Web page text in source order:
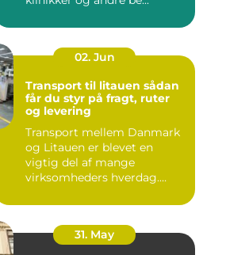
02. Jun
Transport til litauen sådan
får du styr på fragt, ruter
og levering
Transport mellem Danmark
og Litauen er blevet en
vigtig del af mange
virksomheders hverdag.
31. May